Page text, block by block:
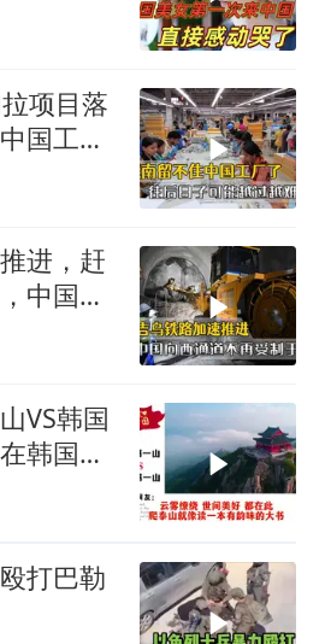
项目落
国工
进，赶
中国拿
VS韩国
韩国土
打巴勒